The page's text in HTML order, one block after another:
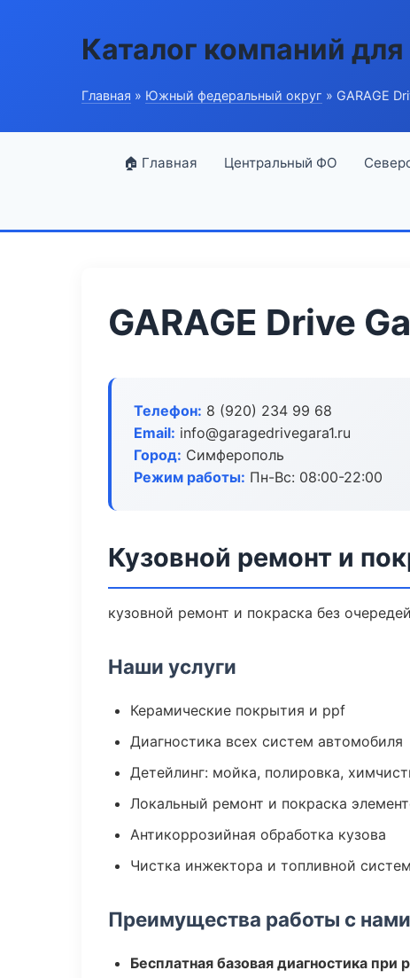
Каталог компаний
Главная » Южный федеральный округ » GARAGE
🏠 Главная Центральный ФО
GARAGE Drive
Телефон: 8 (920) 234 99 68
Email: info@garagedrivegara1.ru
Город: Симферополь
Режим работы: Пн-Вс: 08:00-22:00
Кузовной ремонт и
кузовной ремонт и покраска без
Наши услуги
Керамические покрытия и ppf
Диагностика всех систем автомобиля
Детейлинг: мойка, полировка,
Локальный ремонт и покраска
Антикоррозийная обработка кузова
Чистка инжектора и топливной
Преимущества работы с нами
Бесплатная базовая диагностика при